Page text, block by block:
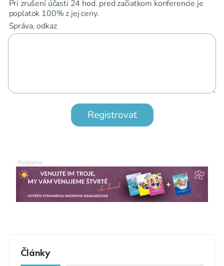
Pri zrušení účasti 24 hod. pred začiatkom konferencie je
poplatok 100% z jej ceny.
Správa, odkaz
Registrovať
Články